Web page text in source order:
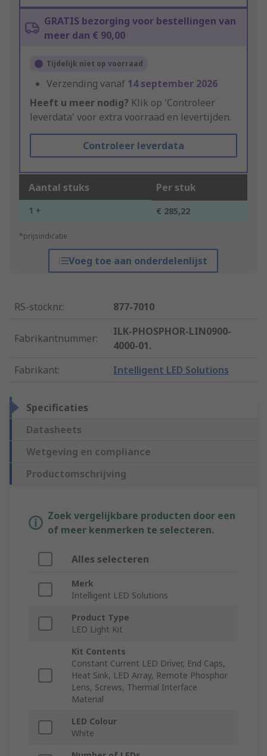
GRATIS bezorging voor bestellingen van
meer dan € 90,00
Tijdelijk niet op voorraad
Verzending vanaf 14 september 2026
Heeft u meer nodig? Klik op 'Controleer
leverdata' voor extra voorraad en levertijden.
Controleer leverdata
Aantal stuks Per stuk
1 + € 285,22
*prijsindicatie
Voeg toe aan onderdelenlijst
RS-stocknr.: 877-7010
Fabrikantnummer:
ILK-PHOSPHOR-LIN0900-
4000-01.
Fabrikant: Intelligent LED Solutions
Specificaties
Datasheets
Wetgeving en compliance
Productomschrijving
Zoek vergelijkbare producten door een
of meer kenmerken te selecteren.
Alles selecteren
Merk
Intelligent LED Solutions
Product Type
LED Light Kit
Kit Contents
Constant Current LED Driver, End Caps,
Heat Sink, LED Array, Remote Phosphor
Lens, Screws, Thermal Interface
Material
LED Colour
White